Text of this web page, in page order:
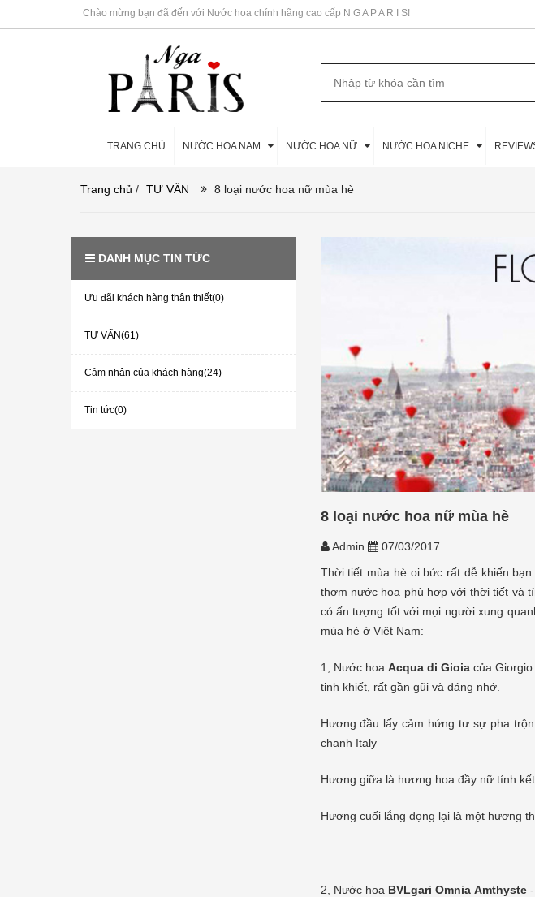
Chào mừng bạn đã đến với Nước hoa chính hãng cao cấp N G A P A R I S!
TRANG CHỦ NƯỚC HOA NAM NƯỚC HOA NỮ NƯỚC HOA NICHE
Trang chủ / TƯ VẤN 8 loại nước hoa nữ mùa hè
DANH MỤC TIN TỨC
Ưu đãi khách hàng thân thiết(0)
TƯ VẤN(61)
Cảm nhận của khách hàng(24)
Tin tức(0)
8 loại nước hoa nữ mùa hè
Admin
07/03/2017
Thời tiết mùa hè oi bức rất dễ khiến
thơm nước hoa phù hợp với thời tiết và
có ấn tượng tốt với mọi người xung
mùa hè ở Việt Nam:
1, Nước hoa Acqua di Gioiacủa Giorgio
tinh khiết, rất gần gũi và đáng nhớ.
Hương đầu lấy cảm hứng tư sự pha
chanh Italy
Hương giữa là hương hoa đầy nữ tính
Hương cuối lắng đọng lại là một hương
2, Nước hoa BVLgari Omnia Amthyste-